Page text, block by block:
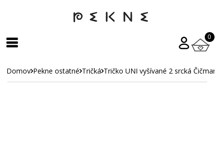
0
Domov Pekne ostatné Tričká Tričko UNI vyšívané 2 srcká Čičmany